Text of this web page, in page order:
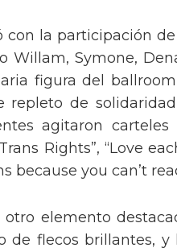
con la participación
Willam, Symone,
figura del
repleto de
agitaron
Rights”, “Love
because you can’t
otro elemento
de flecos brillantes,